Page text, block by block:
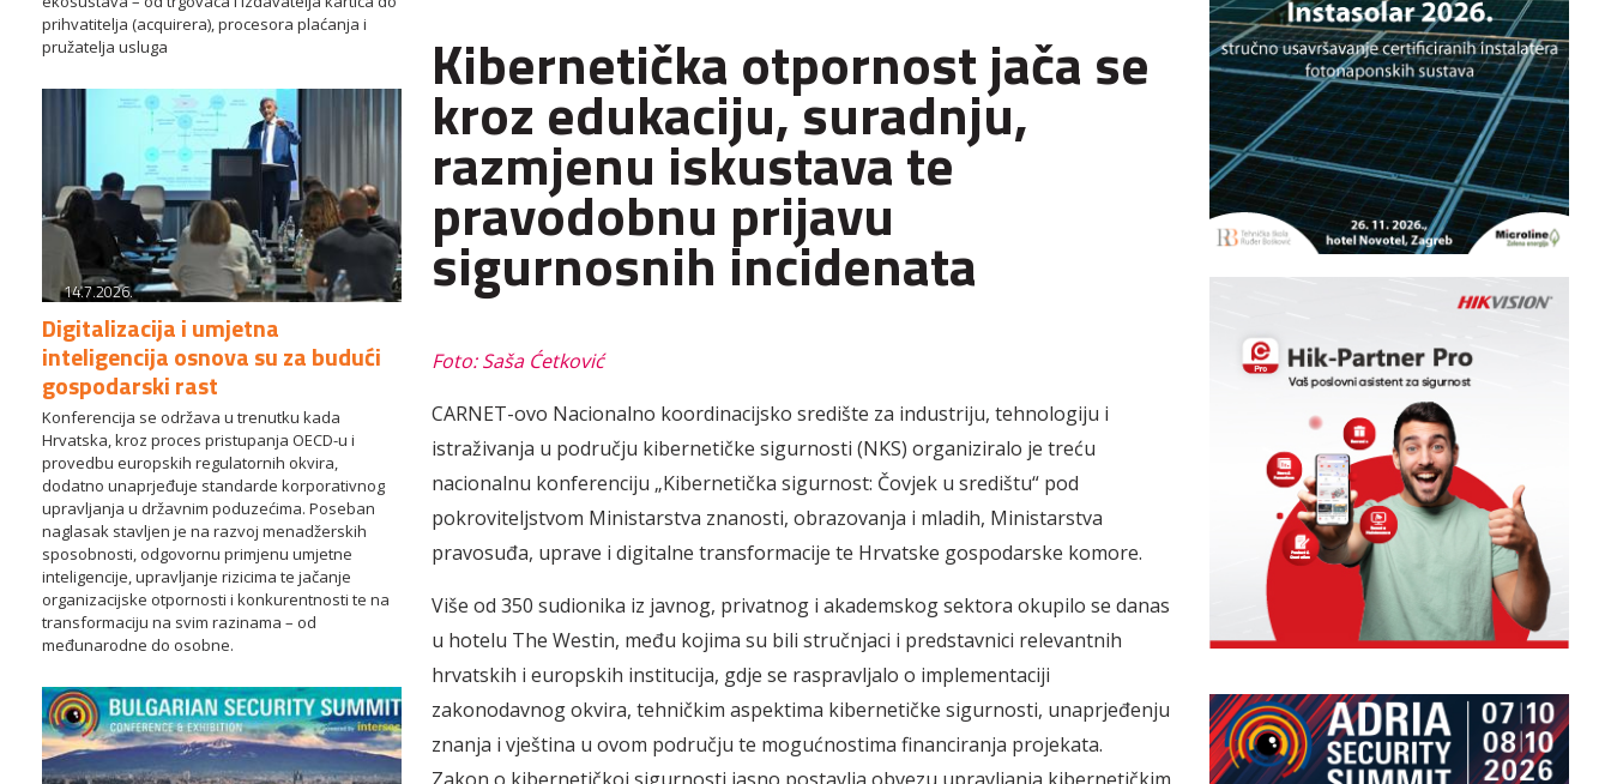
prihvatitelja (acquirera), procesora plaćanja i
pružatelja usluga
14.7.2026.
Digitalizacija i umjetna
inteligencija osnova su za budući
gospodarski rast
Konferencija se održava u trenutku kada
Hrvatska, kroz proces pristupanja OECD-u i
provedbu europskih regulatornih okvira,
dodatno unaprjeđuje standarde korporativnog
upravljanja u državnim poduzećima. Poseban
naglasak stavljen je na razvoj menadžerskih
sposobnosti, odgovornu primjenu umjetne
inteligencije, upravljanje rizicima te jačanje
organizacijske otpornosti i konkurentnosti te na
transformaciju na svim razinama – od
međunarodne do osobne.
Kibernetička otpornost jača se
kroz edukaciju, suradnju,
razmjenu iskustava te
pravodobnu prijavu
sigurnosnih incidenata
Foto: Saša Ćetković
CARNET-ovo Nacionalno koordinacijsko središte za industriju, tehnologiju i
istraživanja u području kibernetičke sigurnosti (NKS) organiziralo je treću
nacionalnu konferenciju „Kibernetička sigurnost: Čovjek u središtu“ pod
pokroviteljstvom Ministarstva znanosti, obrazovanja i mladih, Ministarstva
pravosuđa, uprave i digitalne transformacije te Hrvatske gospodarske komore.
Više od 350 sudionika iz javnog, privatnog i akademskog sektora okupilo se danas
u hotelu The Westin, među kojima su bili stručnjaci i predstavnici relevantnih
hrvatskih i europskih institucija, gdje se raspravljalo o implementaciji
zakonodavnog okvira, tehničkim aspektima kibernetičke sigurnosti, unaprjeđenju
znanja i vještina u ovom području te mogućnostima financiranja projekata.